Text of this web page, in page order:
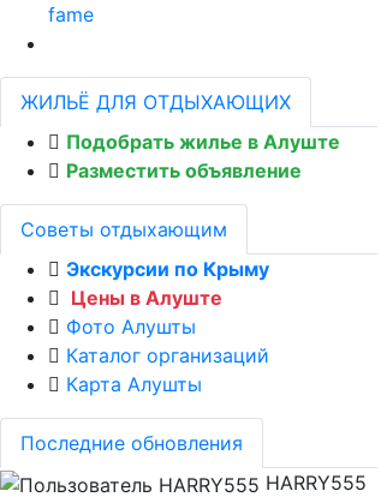
fame
ЖИЛЬЁ ДЛЯ ОТДЫХАЮЩИХ
Подобрать жилье в Алуште
Разместить объявление
Советы отдыхающим
Экскурсии по Крыму
Цены в Алуште
Фото Алушты
Каталог организаций
Карта Алушты
Последние обновления
HARRY555